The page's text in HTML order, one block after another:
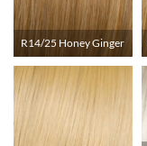
R14/25 Honey Ginger